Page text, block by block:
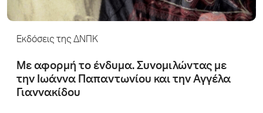
Εκδόσεις της ΔΝΠΚ
Mε αφορμή το ένδυμα. Συνομιλώντας με
την Ιωάννα Παπαντωνίου και την Αγγέλα
Γιαννακίδου